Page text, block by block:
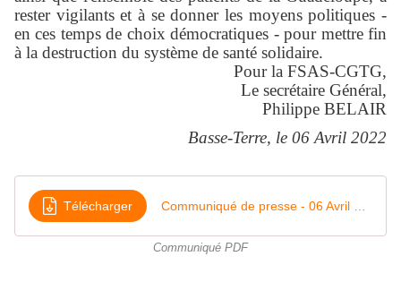
rester vigilants et à se donner les moyens politiques -
en ces temps de choix démocratiques - pour mettre fin
à la destruction du système de santé solidaire.
Pour la FSAS-CGTG,
Le secrétaire Général,
Philippe BELAIR
Basse-Terre, le 06 Avril 2022
Télécharger
Communiqué PDF